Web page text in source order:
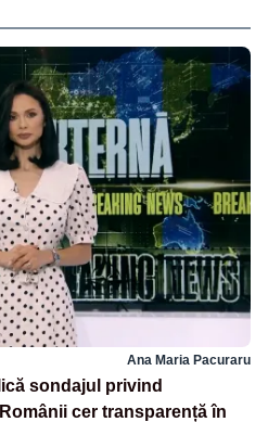
Ana Maria Pacuraru
sondajul privind
cer transparență în